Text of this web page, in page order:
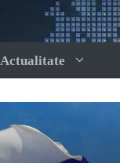
Actualitate